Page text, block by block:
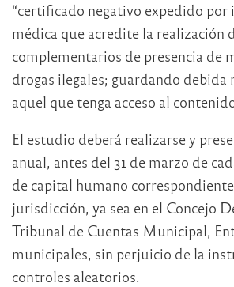
“certificado negativo expedido
médica que acredite la realización
complementarios de presencia de
drogas ilegales; guardando debida
aquel que tenga acceso al
El estudio deberá realizarse y
anual, antes del 31 de marzo de
de capital humano
jurisdicción, ya sea en el Concejo
Tribunal de Cuentas Municipal,
municipales, sin perjuicio de la
controles aleatorios.